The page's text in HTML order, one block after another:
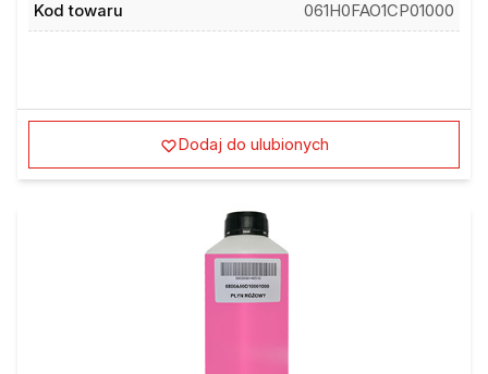
Kod towaru
061H0FAO1CP01000
Dodaj do ulubionych